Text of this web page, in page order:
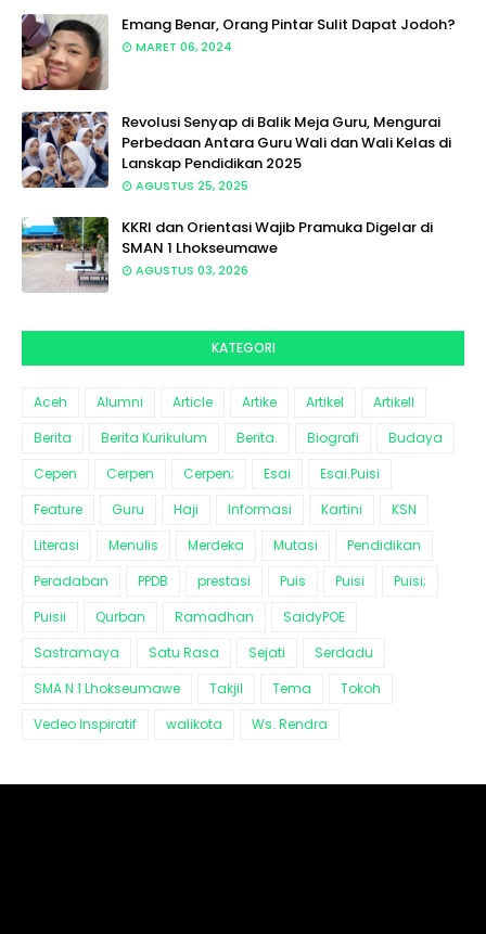
Emang Benar, Orang Pintar Sulit Dapat Jodoh?
MARET 06, 2024
Revolusi Senyap di Balik Meja Guru, Mengurai
Perbedaan Antara Guru Wali dan Wali Kelas di
Lanskap Pendidikan 2025
AGUSTUS 25, 2025
KKRI dan Orientasi Wajib Pramuka Digelar di
SMAN 1 Lhokseumawe
AGUSTUS 03, 2026
KATEGORI
Aceh Alumni Article Artike Artikel
Artikell
Berita
Berita Kurikulum Berita. Biografi
Budaya
Cepen
Cerpen Cerpen; Esai
Esai.Puisi
Feature
Guru Haji Informasi Kartini
KSN
Literasi
Menulis Merdeka Mutasi
Pendidikan
Peradaban
PPDB prestasi Puis Puisi
Puisi;
Puisii
Qurban Ramadhan
SaidyPOE
Sastramaya
Satu Rasa Sejati
Serdadu
SMA N 1 Lhokseumawe
Takjil Tema
Tokoh
Vedeo Inspiratif
walikota Ws. Rendra